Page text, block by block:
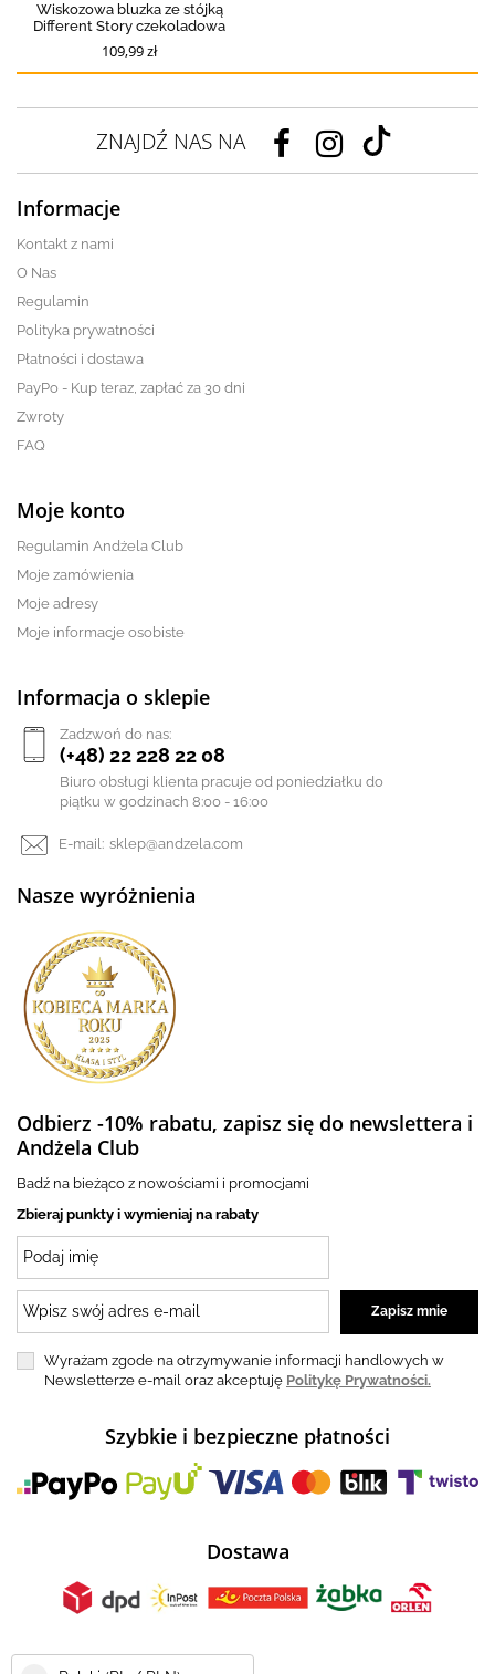
Wiskozowa bluzka ze stójką
Different Story czekoladowa
109,99 zł
ZNAJDŹ NAS NA
Informacje
Kontakt z nami
O Nas
Regulamin
Polityka prywatności
Płatności i dostawa
PayPo - Kup teraz, zapłać za 30 dni
Zwroty
FAQ
Moje konto
Regulamin Andżela Club
Moje zamówienia
Moje adresy
Moje informacje osobiste
Informacja o sklepie
Zadzwoń do nas:
(+48) 22 228 22 08
Biuro obsługi klienta pracuje od poniedziałku do
piątku w godzinach 8:00 - 16:00
E-mail: sklep@andzela.com
Nasze wyróżnienia
Odbierz -10% rabatu, zapisz się do newslettera i
Andżela Club
Badź na bieżąco z nowościami i promocjami
Zbieraj punkty i wymieniaj na rabaty
Wyrażam zgode na otrzymywanie informacji handlowych w
Newsletterze e-mail oraz akceptuję Politykę Prywatności.
Szybkie i bezpieczne płatności
Dostawa